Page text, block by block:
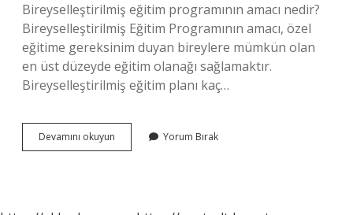
Bireyselleştirilmiş eğitim programının amacı nedir?
Bireyselleştirilmiş Eğitim Programının amacı, özel
eğitime gereksinim duyan bireylere mümkün olan
en üst düzeyde eğitim olanağı sağlamaktır.
Bireyselleştirilmiş eğitim planı kaç…
Devamını okuyun Bireyselleştirilmiş
Hizmet
Yorum Bırak